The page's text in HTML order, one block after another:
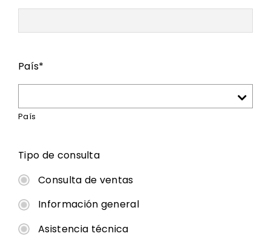
País*
País
Tipo de consulta
Consulta de ventas
Información general
Asistencia técnica